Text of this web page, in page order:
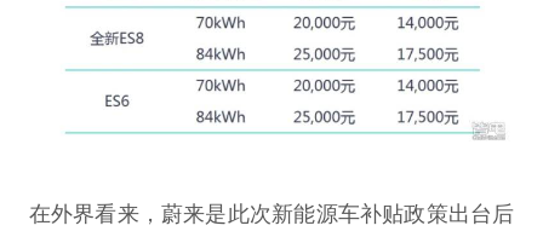
在外界看来，蔚来是此次新能源车补贴政策出台后